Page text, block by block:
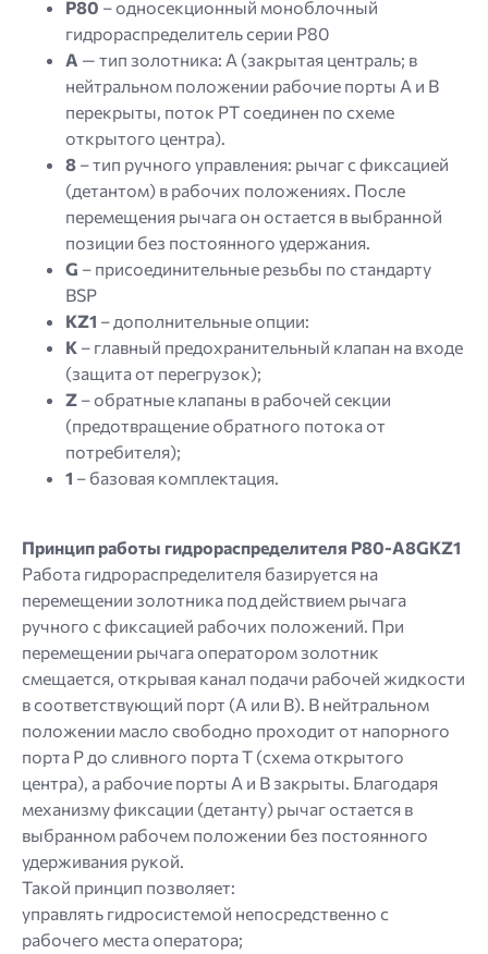
P80 – односекционный моноблочный
гидрораспределитель серии P80
A — тип золотника: A (закрытая централь; в
нейтральном положении рабочие порты A и B
перекрыты, поток PT соединен по схеме
открытого центра).
8 – тип ручного управления: рычаг с фиксацией
(детантом) в рабочих положениях. После
перемещения рычага он остается в выбранной
позиции без постоянного удержания.
G – присоединительные резьбы по стандарту
BSP
KZ1 – дополнительные опции:
K – главный предохранительный клапан на входе
(защита от перегрузок);
Z – обратные клапаны в рабочей секции
(предотвращение обратного потока от
потребителя);
1 – базовая комплектация.
Принцип работы гидрораспределителя P80-A8GKZ1
Работа гидрораспределителя базируется на
перемещении золотника под действием рычага
ручного с фиксацией рабочих положений. При
перемещении рычага оператором золотник
смещается, открывая канал подачи рабочей жидкости
в соответствующий порт (A или B). В нейтральном
положении масло свободно проходит от напорного
порта P до сливного порта T (схема открытого
центра), а рабочие порты A и B закрыты. Благодаря
механизму фиксации (детанту) рычаг остается в
выбранном рабочем положении без постоянного
удерживания рукой.
Такой принцип позволяет:
управлять гидросистемой непосредственно с
рабочего места оператора;